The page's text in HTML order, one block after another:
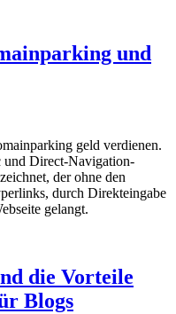
und
geld verdienen.
Direct-Navigation-
der ohne den
durch Direkteingabe
gelangt.
die Vorteile
Blogs